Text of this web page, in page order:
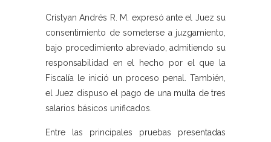
Cristyan Andrés R. M. expresó ante el Juez su
consentimiento de someterse a juzgamiento,
bajo procedimiento abreviado, admitiendo su
responsabilidad en el hecho por el que la
Fiscalía le inició un proceso penal. También,
el Juez dispuso el pago de una multa de tres
salarios básicos unificados.
Entre las principales pruebas presentadas